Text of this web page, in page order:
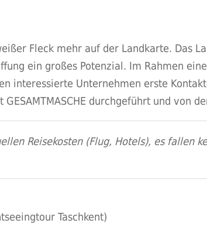
Fleck mehr auf der Landkarte. Das
ein großes Potenzial. Im Rahmen
interessierte Unternehmen erste
durchgeführt und von
Reisekosten (Flug, Hotels), es fallen
Taschkent)